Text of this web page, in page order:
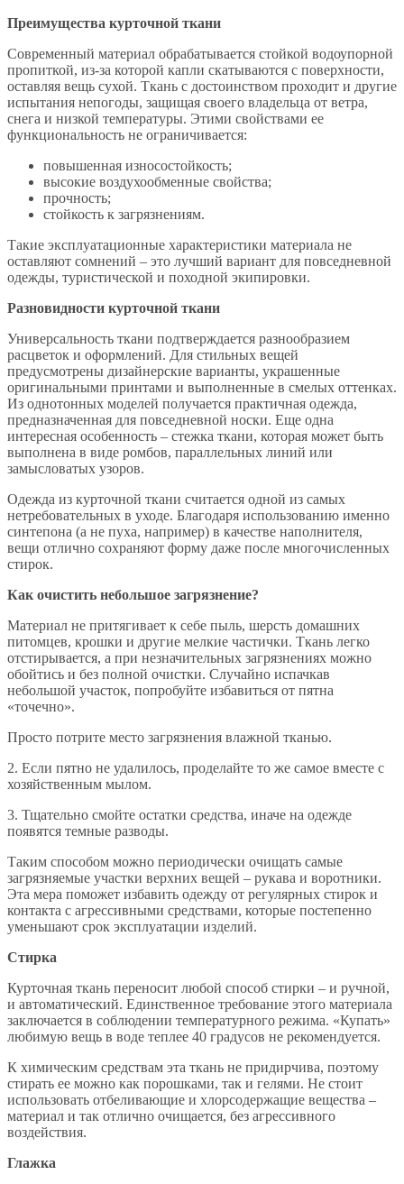
Преимущества курточной ткани
Современный материал обрабатывается стойкой водоупорной
пропиткой, из-за которой капли скатываются с поверхности,
оставляя вещь сухой. Ткань с достоинством проходит и другие
испытания непогоды, защищая своего владельца от ветра,
снега и низкой температуры. Этими свойствами ее
функциональность не ограничивается:
повышенная износостойкость;
высокие воздухообменные свойства;
прочность;
стойкость к загрязнениям.
Такие эксплуатационные характеристики материала не
оставляют сомнений – это лучший вариант для повседневной
одежды, туристической и походной экипировки.
Разновидности курточной ткани
Универсальность ткани подтверждается разнообразием
расцветок и оформлений. Для стильных вещей
предусмотрены дизайнерские варианты, украшенные
оригинальными принтами и выполненные в смелых оттенках.
Из однотонных моделей получается практичная одежда,
предназначенная для повседневной носки. Еще одна
интересная особенность – стежка ткани, которая может быть
выполнена в виде ромбов, параллельных линий или
замысловатых узоров.
Одежда из курточной ткани считается одной из самых
нетребовательных в уходе. Благодаря использованию именно
синтепона (а не пуха, например) в качестве наполнителя,
вещи отлично сохраняют форму даже после многочисленных
стирок.
Как очистить небольшое загрязнение?
Материал не притягивает к себе пыль, шерсть домашних
питомцев, крошки и другие мелкие частички. Ткань легко
отстирывается, а при незначительных загрязнениях можно
обойтись и без полной очистки. Случайно испачкав
небольшой участок, попробуйте избавиться от пятна
«точечно».
Просто потрите место загрязнения влажной тканью.
2. Если пятно не удалилось, проделайте то же самое вместе с
хозяйственным мылом.
3. Тщательно смойте остатки средства, иначе на одежде
появятся темные разводы.
Таким способом можно периодически очищать самые
загрязняемые участки верхних вещей – рукава и воротники.
Эта мера поможет избавить одежду от регулярных стирок и
контакта с агрессивными средствами, которые постепенно
уменьшают срок эксплуатации изделий.
Стирка
Курточная ткань переносит любой способ стирки – и ручной,
и автоматический. Единственное требование этого материала
заключается в соблюдении температурного режима. «Купать»
любимую вещь в воде теплее 40 градусов не рекомендуется.
К химическим средствам эта ткань не придирчива, поэтому
стирать ее можно как порошками, так и гелями. Не стоит
использовать отбеливающие и хлорсодержащие вещества –
материал и так отлично очищается, без агрессивного
воздействия.
Глажка